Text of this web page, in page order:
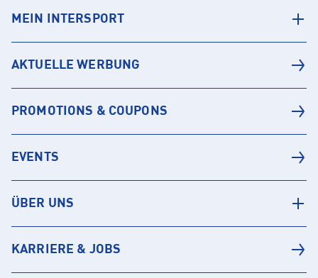
MEIN INTERSPORT
AKTUELLE WERBUNG
PROMOTIONS & COUPONS
EVENTS
ÜBER UNS
KARRIERE & JOBS